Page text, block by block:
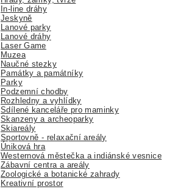
In-line dráhy
Jeskyně
Lanové parky
Lanové dráhy
Laser Game
Muzea
Naučné stezky
Památky a památníky
Parky
Podzemní chodby
Rozhledny a vyhlídky
Sdílené kanceláře pro maminky
Skanzeny a archeoparky
Skiareály
Sportovně - relaxační areály
Úniková hra
Westernová městečka a indiánské vesnice
Zábavní centra a areály
Zoologické a botanické zahrady
Kreativní prostor